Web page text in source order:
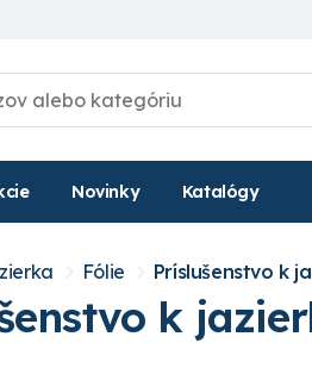
Novinky Katalógy
Fólie Príslušenstvo k
k